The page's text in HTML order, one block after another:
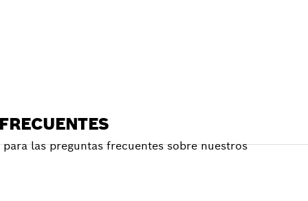
las preguntas frecuentes sobre nuestros